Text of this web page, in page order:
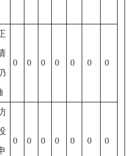
0 0 0 0 0 0 0
0 0 0 0 0 0 0